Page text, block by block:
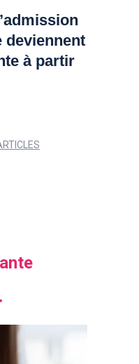
deviennent
à partir